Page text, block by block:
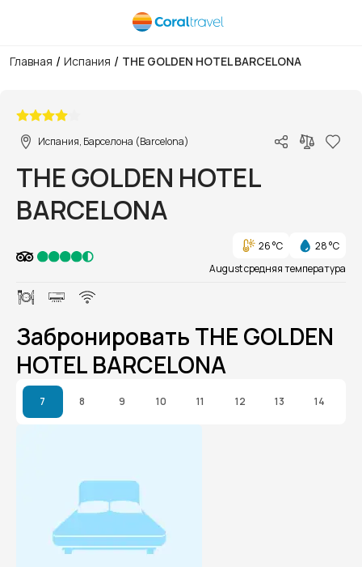
Главная / Испания / THE GOLDEN HOTEL BARCELONA
Испания, Барселона (Barcelona)
THE GOLDEN HOTEL
BARCELONA
26 °C
28 °C
August средняя температура
Забронировать THE GOLDEN
HOTEL BARCELONA
7 8 9 10 11 12 13 14